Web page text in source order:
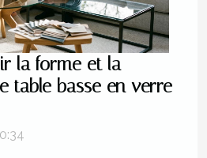
la forme et la
table basse en verre